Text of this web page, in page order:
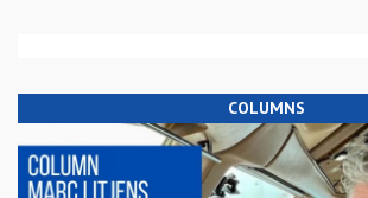
COLUMNS